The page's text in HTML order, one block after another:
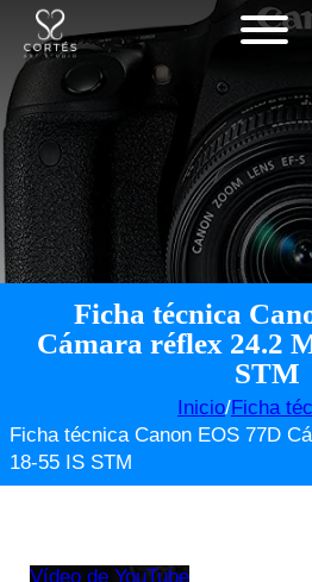
Ficha técnica
Cámara réflex 24.2
STM
Inicio/Ficha
Ficha técnica Canon EOS 77D
18-55 IS STM
Vídeo de YouTube